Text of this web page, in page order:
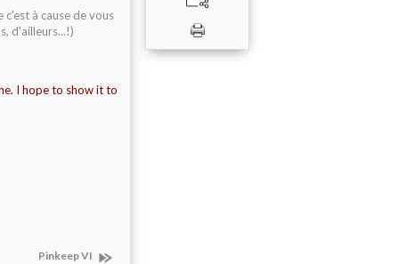
c'est à cause de vous
d'ailleurs...!)
I hope to show it to
Pinkeep VI